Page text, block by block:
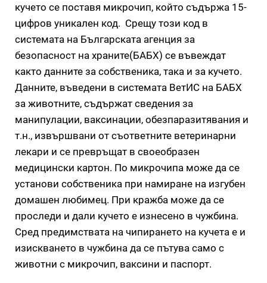
кучето се поставя микрочип, който съдържа 15-
цифров уникален код. Срещу този код в
системата на Българската агенция за
безопасност на храните(БАБХ) се въвеждат
както данните за собственика, така и за кучето.
Данните, въведени в системата ВетИС на БАБХ
за животните, съдържат сведения за
манипулации, ваксинации, обезпаразитявания и
т.н., извършвани от съответните ветеринарни
лекари и се превръщат в своеобразен
медицински картон. По микрочипа може да се
установи собственика при намиране на изгубен
домашен любимец. При кражба може да се
проследи и дали кучето е изнесено в чужбина.
Сред предимствата на чипирането на кучета е и
изискването в чужбина да се пътува само с
животни с микрочип, ваксини и паспорт.